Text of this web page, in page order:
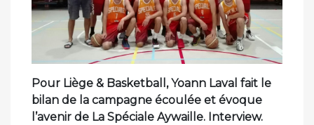
Pour Liège & Basketball, Yoann Laval fait le
bilan de la campagne écoulée et évoque
l’avenir de La Spéciale Aywaille. Interview.